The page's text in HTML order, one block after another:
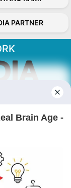
PARTNER
aktual dan
yang tepat.